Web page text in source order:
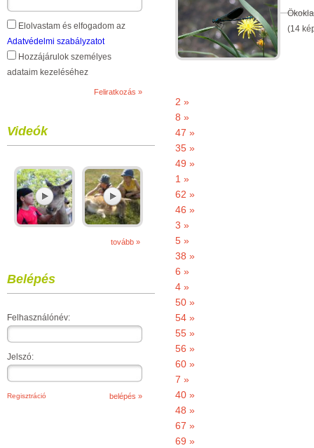
Elolvastam és elfogadom az
Adatvédelmi szabályzatot
Hozzájárulok személyes
adataim kezeléséhez
Videók
tovább »
Belépés
Felhasználónév:
Jelszó:
Regisztráció
(14
2 »
8 »
47 »
35 »
49 »
1 »
62 »
46 »
3 »
5 »
38 »
6 »
4 »
50 »
54 »
55 »
56 »
60 »
7 »
40 »
48 »
67 »
69 »